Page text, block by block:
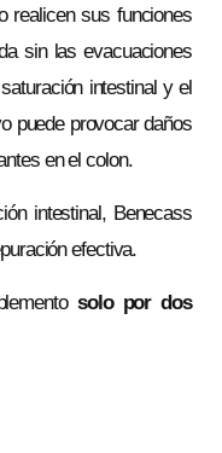
realicen sus funciones
sin las evacuaciones
intestinal y el
puede provocar daños
en el colon.
intestinal, Benecass
efectiva.
solo por dos